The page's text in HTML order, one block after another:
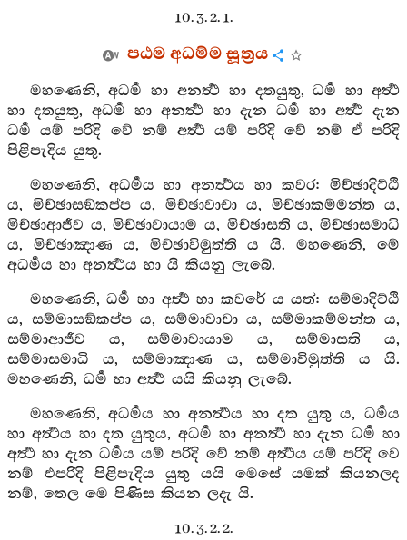
10. 3. 2. 1.
පඨම අධම්ම සූත්‍රය
මහණෙනි, අධර්‍ම හා අනර්‍ත්‍ථ හා දතයුතු, ධර්‍ම හා අර්‍ත්‍ථ
හා දතයුතු, අධර්‍ම හා අනර්‍ත්‍ථ හා දැන ධර්‍ම හා අර්‍ත්‍ථ දැන
ධර්‍ම යම් පරිදි වේ නම් අර්‍ත්‍ථ යම් පරිදි වේ නම් ඒ පරිදි
පිළිපැදිය යුතු.
මහණෙනි, අධර්‍මය හා අනර්‍ත්‍ථය හා කවර: මිච්ඡාදිට්ඨි
ය, මිච්ඡාසඞ්කප්ප ය, මිච්ඡාවාචා ය, මිච්ඡාකම්මන්ත ය,
මිච්ඡාආජීව ය, මිච්ඡාවායාම ය, මිච්ඡාසති ය, මිච්ඡාසමාධි
ය, මිච්ඡාඤාණ ය, මිච්ඡාවිමුත්ති ය යි. මහණෙනි, මේ
අධර්‍මය හා අනර්‍ත්‍ථය හා යි කියනු ලැබේ.
මහණෙනි, ධර්‍ම හා අර්‍ත්‍ථ හා කවරේ ය යත්: සම්මාදිට්ඨි
ය, සම්මාසඞ්කප්ප ය, සම්මාවාචා ය, සම්මාකම්මන්ත ය,
සම්මාආජීව ය, සම්මාවායාම ය, සම්මාසති ය,
සම්මාසමාධි ය, සම්මාඤාණ ය, සම්මාවිමුත්ති ය යි.
මහණෙනි, ධර්‍ම හා අර්‍ත්‍ථ යයි කියනු ලැබේ.
මහණෙනි, අධර්‍මය හා අනර්‍ත්‍ථය හා දත යුතු ය, ධර්‍මය
හා අර්‍ත්‍ථය හා දත යුතුය, අධර්‍ම හා අනර්‍ත්‍ථ හා දැන ධර්‍ම හා
අර්‍ත්‍ථ හා දැන ධර්‍මය යම් පරිදි වේ නම් අර්‍ත්‍ථය යම් පරිදි වෙ
නම් එපරිදි පිළිපැදිය යුතු යයි මෙසේ යමක් කියනලද
නම්, තෙල මෙ පිණිස කියන ලදැ යි.
10. 3. 2. 2.